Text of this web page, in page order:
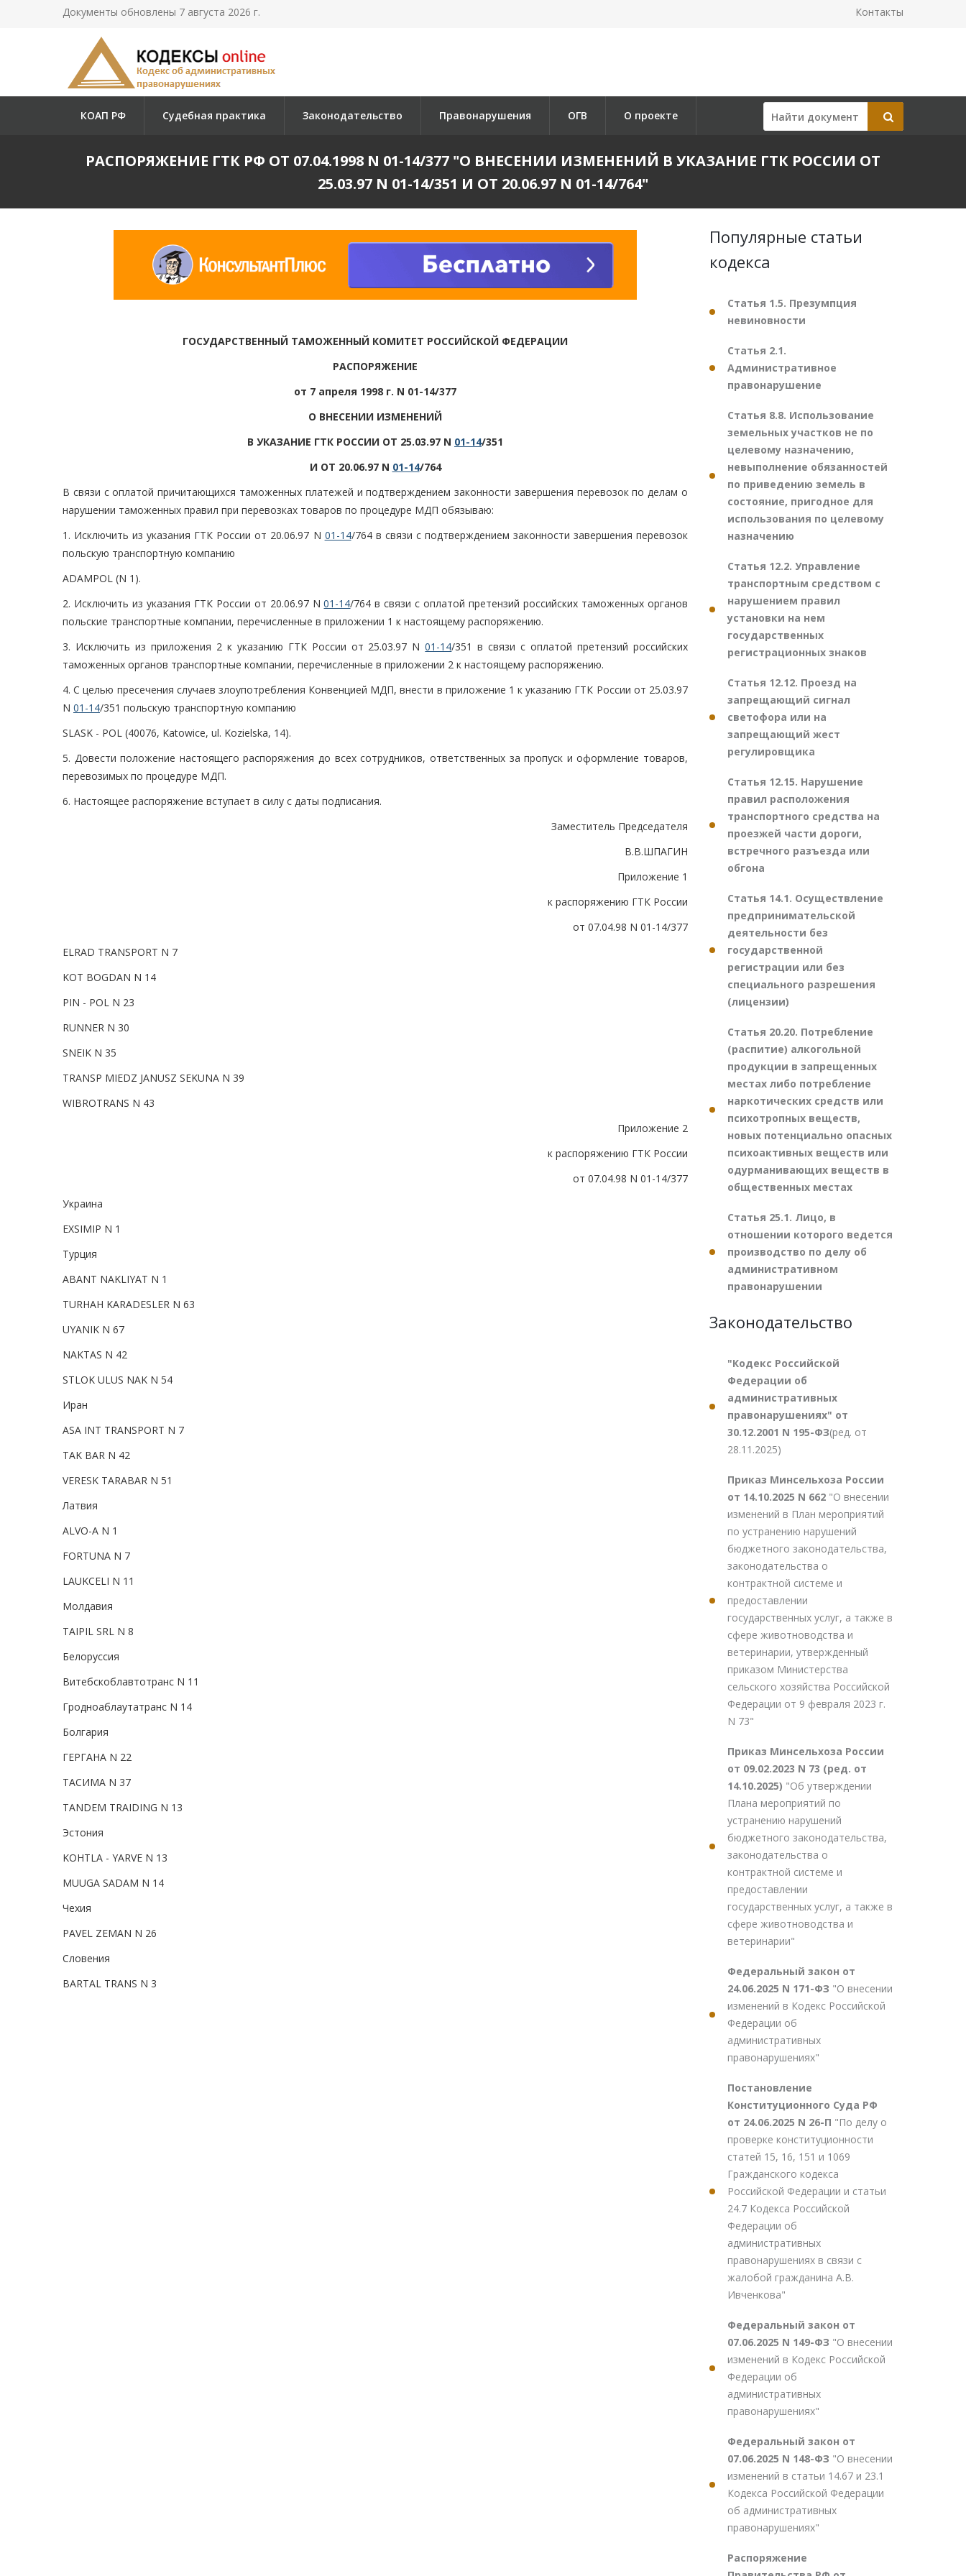
Документы обновлены 7 августа 2026 г. Контакты
КОАП РФ Судебная практика Законодательство Правонарушения ОГВ О проекте
РАСПОРЯЖЕНИЕ ГТК РФ ОТ 07.04.1998 N 01-14/377 "О ВНЕСЕНИИ ИЗМЕНЕНИЙ В УКАЗАНИЕ ГТК РОССИИ ОТ
25.03.97 N 01-14/351 И ОТ 20.06.97 N 01-14/764"
ГОСУДАРСТВЕННЫЙ ТАМОЖЕННЫЙ КОМИТЕТ РОССИЙСКОЙ ФЕДЕРАЦИИ
РАСПОРЯЖЕНИЕ
от 7 апреля 1998 г. N 01-14/377
О ВНЕСЕНИИ ИЗМЕНЕНИЙ
В УКАЗАНИЕ ГТК РОССИИ ОТ 25.03.97 N 01-14/351
И ОТ 20.06.97 N 01-14/764
В связи с оплатой причитающихся таможенных платежей и подтверждением законности завершения перевозок по делам о
нарушении таможенных правил при перевозках товаров по процедуре МДП обязываю:
1. Исключить из указания ГТК России от 20.06.97 N 01-14/764 в связи с подтверждением законности завершения перевозок
польскую транспортную компанию
ADAMPOL (N 1).
2. Исключить из указания ГТК России от 20.06.97 N01-14/764 в связи с оплатой претензий российских таможенных органов
польские транспортные компании, перечисленные в приложении 1 к настоящему распоряжению.
3. Исключить из приложения 2 к указанию ГТК России от 25.03.97 N01-14/351 в связи с оплатой претензий российских
таможенных органов транспортные компании, перечисленные в приложении 2 к настоящему распоряжению.
4. С целью пресечения случаев злоупотребления Конвенцией МДП, внести в приложение 1 к указанию ГТК России от 25.03.97
N 01-14/351 польскую транспортную компанию
SLASK - POL (40076, Katowice, ul. Kozielska, 14).
5. Довести положение настоящего распоряжения до всех сотрудников, ответственных за пропуск и оформление товаров,
перевозимых по процедуре МДП.
6. Настоящее распоряжение вступает в силу с даты подписания.
Заместитель Председателя
В.В.ШПАГИН
Приложение 1
к распоряжению ГТК России
от 07.04.98 N 01-14/377
ELRAD TRANSPORT N 7
KOT BOGDAN N 14
PIN - POL N 23
RUNNER N 30
SNEIK N 35
TRANSP MIEDZ JANUSZ SEKUNA N 39
WIBROTRANS N 43
Приложение 2
к распоряжению ГТК России
от 07.04.98 N 01-14/377
Украина
EXSIMIP N 1
Турция
ABANT NAKLIYAT N 1
TURHAH KARADESLER N 63
UYANIK N 67
NAKTAS N 42
STLOK ULUS NAK N 54
Иран
ASA INT TRANSPORT N 7
TAK BAR N 42
VERESK TARABAR N 51
Латвия
ALVO-A N 1
FORTUNA N 7
LAUKCELI N 11
Молдавия
TAIPIL SRL N 8
Белоруссия
Витебскоблавтотранс N 11
Гродноаблаутатранс N 14
Болгария
ГЕРГАНА N 22
ТАСИМА N 37
TANDEM TRAIDING N 13
Эстония
KOHTLA - YARVE N 13
MUUGA SADAM N 14
Чехия
PAVEL ZEMAN N 26
Словения
BARTAL TRANS N 3
Популярные статьи
кодекса
Статья 1.5. Презумпция
невиновности
Статья 2.1.
Административное
правонарушение
Статья 8.8. Использование
земельных участков не по
целевому назначению,
невыполнение обязанностей
по приведению земель в
состояние, пригодное для
использования по целевому
назначению
Статья 12.2. Управление
транспортным средством с
нарушением правил
установки на нем
государственных
регистрационных знаков
Статья 12.12. Проезд на
запрещающий сигнал
светофора или на
запрещающий жест
регулировщика
Статья 12.15. Нарушение
правил расположения
транспортного средства на
проезжей части дороги,
встречного разъезда или
обгона
Статья 14.1. Осуществление
предпринимательской
деятельности без
государственной
регистрации или без
специального разрешения
(лицензии)
Статья 20.20. Потребление
(распитие) алкогольной
продукции в запрещенных
местах либо потребление
наркотических средств или
психотропных веществ,
новых потенциально опасных
психоактивных веществ или
одурманивающих веществ в
общественных местах
Статья 25.1. Лицо, в
отношении которого ведется
производство по делу об
административном
правонарушении
Законодательство
"Кодекс Российской
Федерации об
административных
правонарушениях" от
30.12.2001 N 195-ФЗ(ред. от
28.11.2025)
Приказ Минсельхоза России
от 14.10.2025 N 662 "О внесении
изменений в План мероприятий
по устранению нарушений
бюджетного законодательства,
законодательства о
контрактной системе и
предоставлении
государственных услуг, а также в
сфере животноводства и
ветеринарии, утвержденный
приказом Министерства
сельского хозяйства Российской
Федерации от 9 февраля 2023 г.
N 73"
Приказ Минсельхоза России
от 09.02.2023 N 73 (ред. от
14.10.2025) "Об утверждении
Плана мероприятий по
устранению нарушений
бюджетного законодательства,
законодательства о
контрактной системе и
предоставлении
государственных услуг, а также в
сфере животноводства и
ветеринарии"
Федеральный закон от
24.06.2025 N 171-ФЗ "О внесении
изменений в Кодекс Российской
Федерации об
административных
правонарушениях"
Постановление
Конституционного Суда РФ
от 24.06.2025 N 26-П "По делу о
проверке конституционности
статей 15, 16, 151 и 1069
Гражданского кодекса
Российской Федерации и статьи
24.7 Кодекса Российской
Федерации об
административных
правонарушениях в связи с
жалобой гражданина А.В.
Ивченкова"
Федеральный закон от
07.06.2025 N 149-ФЗ "О внесении
изменений в Кодекс Российской
Федерации об
административных
правонарушениях"
Федеральный закон от
07.06.2025 N 148-ФЗ "О внесении
изменений в статьи 14.67 и 23.1
Кодекса Российской Федерации
об административных
правонарушениях"
Распоряжение